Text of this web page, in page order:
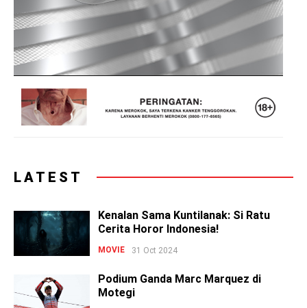
LATEST
Kenalan Sama Kuntilanak: Si Ratu
Cerita Horor Indonesia!
MOVIE 31 Oct 2024
Podium Ganda Marc Marquez di
Motegi